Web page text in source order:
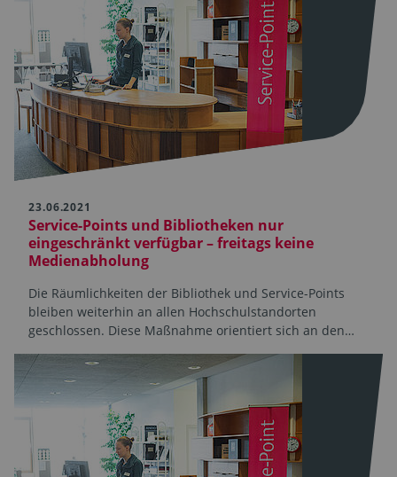
23.06.2021
Service-Points und Bibliotheken nur
eingeschränkt verfügbar – freitags keine
Medien­abholung
Die Räumlichkeiten der Bibliothek und Service-Points
bleiben weiterhin an allen Hochschulstandorten
geschlossen. Diese Maßnahme orientiert sich an den…